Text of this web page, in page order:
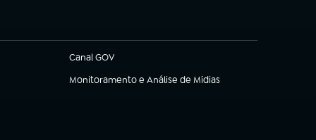
Canal GOV
(abre em nova aba)
Monitoramento e Análise de Mídias
(abre em nova aba)